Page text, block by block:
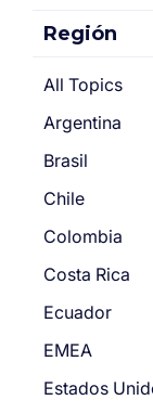
Región
All Topics
Argentina
Brasil
Chile
Colombia
Costa Rica
Ecuador
EMEA
Estados